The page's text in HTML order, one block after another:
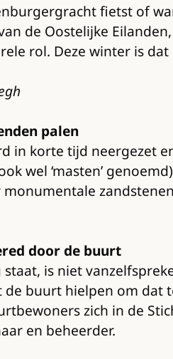
fietst of
de Oostelijke
rol. Deze winter is
palen
in korte tijd neergezet
wel ‘masten’
door de buurt
is niet
de buurt hielpen om dat
zich in de
en beheerder.